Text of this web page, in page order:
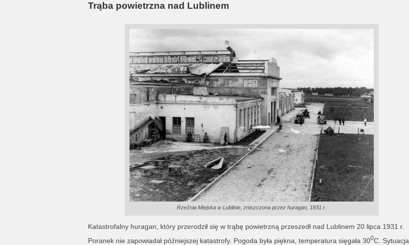
Trąba powietrzna nad Lublinem
Rzeźnia Miejska w Lublinie, zniszczona przez huragan, 1931 r.
Katastrofalny huragan, który przerodził się w trąbę powietrzną przeszedł nad Lublinem 20 lipca 1931 r.
Poranek nie zapowiadał późniejszej katastrofy. Pogoda była piękna, temperatura sięgała 300C. Sytuacja